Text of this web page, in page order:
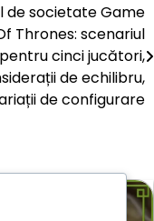
de societate Game
Thrones: scenariul
pentru cinci jucători,
de echilibru,
de configurare